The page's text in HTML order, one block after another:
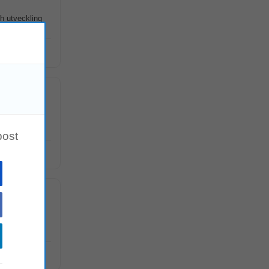
utveckling
Europas